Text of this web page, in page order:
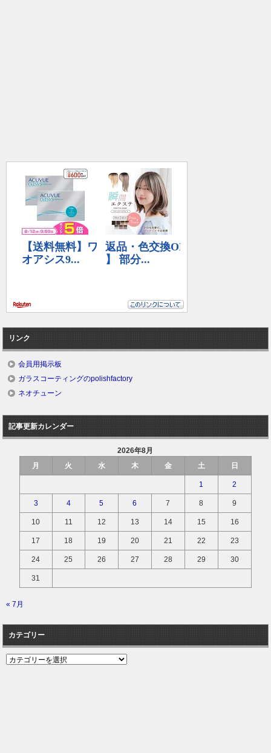
リンク
会員用掲示板
ガラスコーティングのpolishfactory
ネオチューン
記事更新カレンダー
2026年8月
月
火 水 木 金 土 日
1 2
3 4 5 6 7 8 9
10 11 12 13 14 15 16
17 18 19 20 21 22 23
24 25 26 27 28 29 30
31
« 7月
カテゴリー
カ